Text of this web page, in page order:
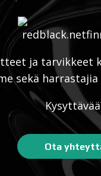
ja tarvikkeet
sekä
Ota